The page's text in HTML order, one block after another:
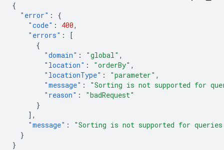
{
"error" :
{
"code" : 400,
"errors" :
[
{
"domain" : "global" ,
"location" : "orderBy" ,
"locationType" : "parameter" ,
"message" :
"Sorting is not supported for
"reason" :
"badRequest"
}
],
"message" :
"Sorting is not supported for
}
}